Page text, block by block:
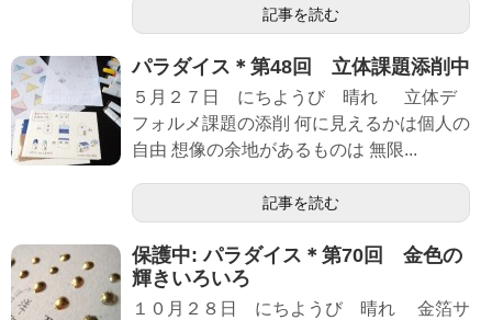
記事を読む
パラダイス＊第48回 立体課題添削中
５月２７日 にちようび 晴れ 立体デ
フォルメ課題の添削 何に見えるかは個人の
自由 想像の余地があるものは 無限...
記事を読む
保護中: パラダイス＊第70回 金色の
輝きいろいろ
１０月２８日 にちようび 晴れ 金箔サ